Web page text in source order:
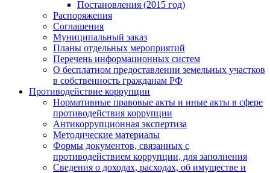
Постановления (2015 год)
Распоряжения
Соглашения
Муниципальный заказ
Планы отдельных мероприятий
Перечень информационных систем
О бесплатном предоставлении земельных участков
в собственность гражданам РФ
Противодействие коррупции
Нормативные правовые акты и иные акты в сфере
противодействия коррупции
Антикоррупционная экспертиза
Методические материалы
Формы документов, связанных с
противодействием коррупции, для заполнения
Сведения о доходах, расходах, об имуществе и